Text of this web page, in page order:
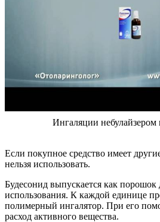
Ингаляции небулайзером
Если покупное средство имеет
нельзя использовать.
Будесонид выпускается как порошок
использования. К каждой единице
полимерный ингалятор. При его
расход активного вещества.